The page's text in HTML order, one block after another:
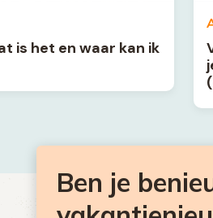
is het en waar kan ik
Ben je